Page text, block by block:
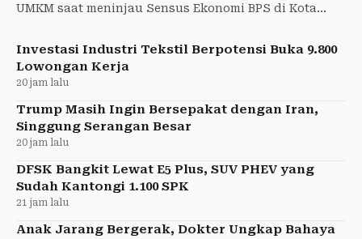
UMKM saat meninjau Sensus Ekonomi BPS di Kota
Investasi Industri Tekstil Berpotensi Buka 9.800
Lowongan Kerja
20 jam lalu
Trump Masih Ingin Bersepakat dengan Iran,
Singgung Serangan Besar
20 jam lalu
DFSK Bangkit Lewat E5 Plus, SUV PHEV yang
Sudah Kantongi 1.100 SPK
21 jam lalu
Anak Jarang Bergerak, Dokter Ungkap Bahaya